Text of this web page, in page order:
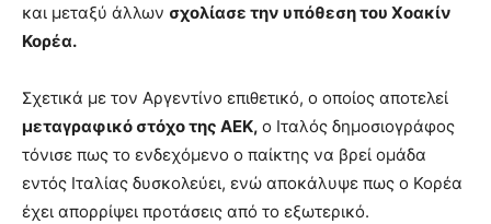
και μεταξύ άλλων σχολίασε την υπόθεση του Χοακίν
Κορέα.
Σχετικά με τον Αργεντίνο επιθετικό, ο οποίος αποτελεί
μεταγραφικό στόχο της ΑΕΚ, ο Ιταλός δημοσιογράφος
τόνισε πως το ενδεχόμενο ο παίκτης να βρεί ομάδα
εντός Ιταλίας δυσκολεύει, ενώ αποκάλυψε πως ο Κορέα
έχει απορρίψει προτάσεις από το εξωτερικό.